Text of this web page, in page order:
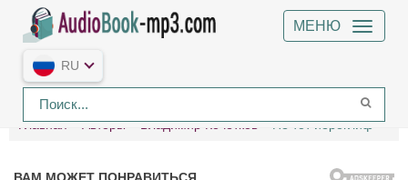
МЕНЮ
RU
Главная Авторы Владимир Кочетков Не тот иероглиф